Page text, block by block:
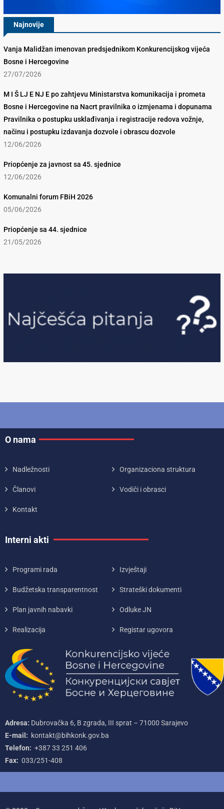
Najnovije
Vanja Malidžan imenovan predsjednikom Konkurencijskog vijeća
Bosne i Hercegovine
27/07/2026
M I Š LJ E NJ E po zahtjevu Ministarstva komunikacija i prometa
Bosne i Hercegovine na Nacrt pravilnika o izmjenama i dopunama
Pravilnika o postupku usklađivanja i registracije redova vožnje,
načinu i postupku izdavanja dozvole i obrascu dozvole
12/06/2026
Priopćenje za javnost sa 45. sjednice
12/06/2026
Komunalni forum FBiH 2026
05/06/2026
Priopćenje sa 44. sjednice
21/05/2026
O nama
Nadležnosti Organizaciona struktura
Članovi Vodiči i obrasci
Kontakt
Interni akti
Programi rada Izvještaji
Budžetska transparentnost Strateški dokumenti
Plan javnih nabavki Odluke JN
Realizacija Registar ugovora
Adresa: Dubrovačka 6, B zgrada, III sprat – 71000‌ Sarajevo
E-mail: kontakt@bihkonk.gov.ba
Telefon: +387‌ 33‌ 251‌ 406
Fax: 033/251-408